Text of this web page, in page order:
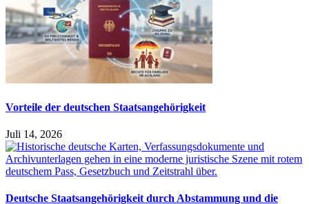
Vorteile der deutschen Staatsangehörigkeit
Juli 14, 2026
Deutsche Staatsangehörigkeit durch Abstammung und die